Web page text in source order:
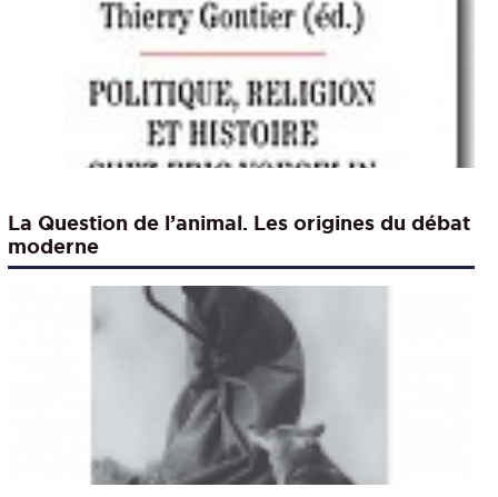
La Question de l’animal. Les origines du débat
moderne